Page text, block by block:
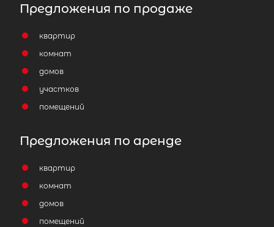
Предложения по продаже
квартир
комнат
домов
участков
помещений
Предложения по аренде
квартир
комнат
домов
помещений